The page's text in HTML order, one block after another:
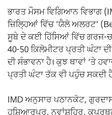
ਭਾਰਤ ਮੌਸਮ ਵਿਗਿਆਨ ਵਿਭਾਗ
ਜ਼ਿਲ੍ਹਿਆਂ ਵਿੱਚ ‘ਯੈਲੋ ਅਲਰਟ’
ਸੂਬੇ ਦੇ ਕਈ ਹਿੱਸਿਆਂ ਵਿੱਚ ਗਰਜ-
40-50 ਕਿਲੋਮੀਟਰ ਪ੍ਰਤੀ ਘੰਟਾ
ਦੀ ਸੰਭਾਵਨਾ ਹੈ। ਕੁਝ ਥਾਵਾਂ ‘ਤੇ
ਪ੍ਰਤੀ ਘੰਟਾ ਤੱਕ ਵੀ ਪਹੁੰਚ ਸਕਦੀ
IMD ਅਨੁਸਾਰ ਪਠਾਨਕੋਟ,